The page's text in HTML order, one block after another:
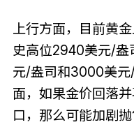
上行方面，目前黄
史高位2940美元/
元/盎司和3000美元
面，如果金价回落
口，那么可能加剧